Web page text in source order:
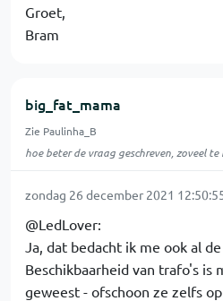
Groet,
Bram
big_fat_mama
Zie Paulinha_B
hoe beter de vraag geschreven, zoveel
zondag 26 december 2021
@LedLover:
Ja, dat bedacht ik me ook al
Beschikbaarheid van trafo's is
geweest - ofschoon ze zelfs